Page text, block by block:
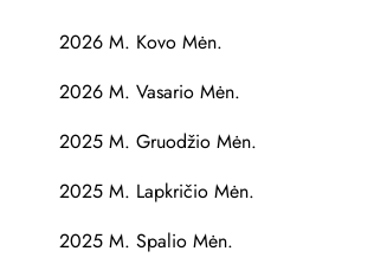
2026 M. Kovo Mėn.
2026 M. Vasario Mėn.
2025 M. Gruodžio Mėn.
2025 M. Lapkričio Mėn.
2025 M. Spalio Mėn.